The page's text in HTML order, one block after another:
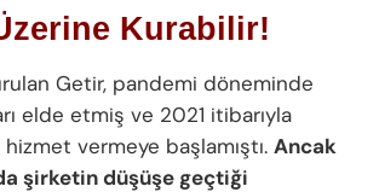
Kurabilir!
Getir, pandemi döneminde
elde etmiş ve 2021 itibarıyla
vermeye başlamıştı. Ancak
şirketin düşüşe geçtiği